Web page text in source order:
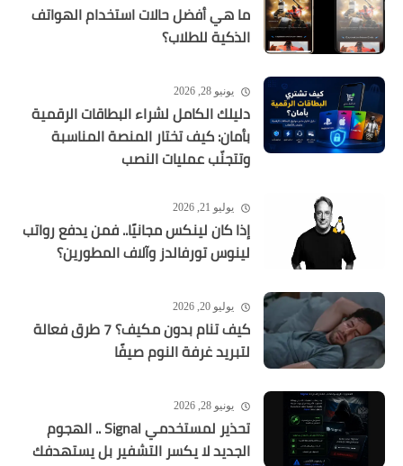
ما هي أفضل حالات استخدام الهواتف
الذكية للطلاب؟
يونيو 28, 2026
دليلك الكامل لشراء البطاقات الرقمية
بأمان: كيف تختار المنصة المناسبة
وتتجنّب عمليات النصب
يوليو 21, 2026
إذا كان لينكس مجانيًا.. فمن يدفع رواتب
لينوس تورفالدز وآلاف المطورين؟
يوليو 20, 2026
كيف تنام بدون مكيف؟ 7 طرق فعالة
لتبريد غرفة النوم صيفًا
يونيو 28, 2026
تحذير لمستخدمي Signal .. الهجوم
الجديد لا يكسر التشفير بل يستهدفك